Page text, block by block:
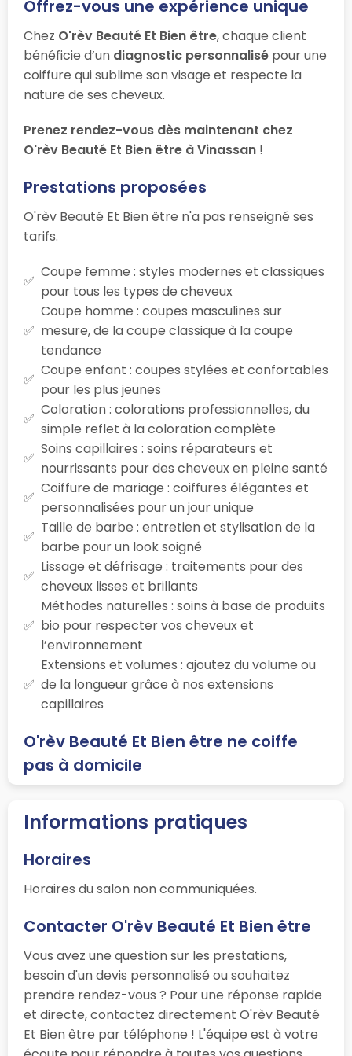
Offrez-vous une expérience unique
Chez O'rèv Beauté Et Bien être, chaque client
bénéficie d’un diagnostic personnalisé pour une
coiffure qui sublime son visage et respecte la
nature de ses cheveux.
Prenez rendez-vous dès maintenant chez
O'rèv Beauté Et Bien être à Vinassan !
Prestations proposées
O'rèv Beauté Et Bien être n'a pas renseigné ses
tarifs.
Coupe femme : styles modernes et classiques
pour tous les types de cheveux
Coupe homme : coupes masculines sur
mesure, de la coupe classique à la coupe
tendance
Coupe enfant : coupes stylées et confortables
pour les plus jeunes
Coloration : colorations professionnelles, du
simple reflet à la coloration complète
Soins capillaires : soins réparateurs et
nourrissants pour des cheveux en pleine santé
Coiffure de mariage : coiffures élégantes et
personnalisées pour un jour unique
Taille de barbe : entretien et stylisation de la
barbe pour un look soigné
Lissage et défrisage : traitements pour des
cheveux lisses et brillants
Méthodes naturelles : soins à base de produits
bio pour respecter vos cheveux et
l’environnement
Extensions et volumes : ajoutez du volume ou
de la longueur grâce à nos extensions
capillaires
O'rèv Beauté Et Bien être ne coiffe
pas à domicile
Informations pratiques
Horaires
Horaires du salon non communiquées.
Contacter O'rèv Beauté Et Bien être
Vous avez une question sur les prestations,
besoin d'un devis personnalisé ou souhaitez
prendre rendez-vous ? Pour une réponse rapide
et directe, contactez directement O'rèv Beauté
Et Bien être par téléphone ! L'équipe est à votre